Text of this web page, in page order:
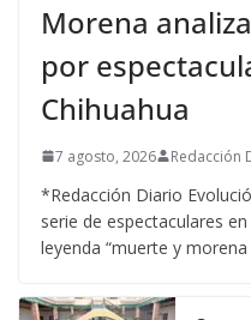
Morena
por
Chihuahua
7 agosto, 2026 Redacción
*Redacción Diario
serie de espectaculares
leyenda “muerte y morena